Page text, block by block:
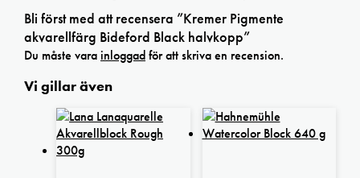
Bli först med att recensera ”Kremer Pigmente
akvarellfärg Bideford Black halvkopp”
Du måste varainloggadför att skriva en recension.
Vi gillar även